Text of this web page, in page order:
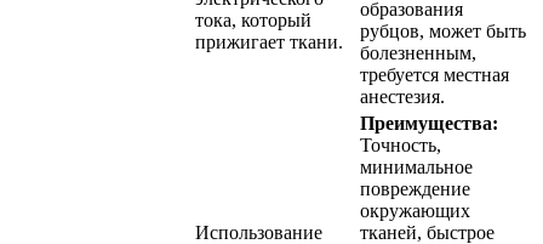
тока, который
прижигает ткани.
образования
рубцов, может быть
болезненным,
требуется местная
анестезия.
Использование
Преимущества:
Точность,
минимальное
повреждение
окружающих
тканей, быстрое